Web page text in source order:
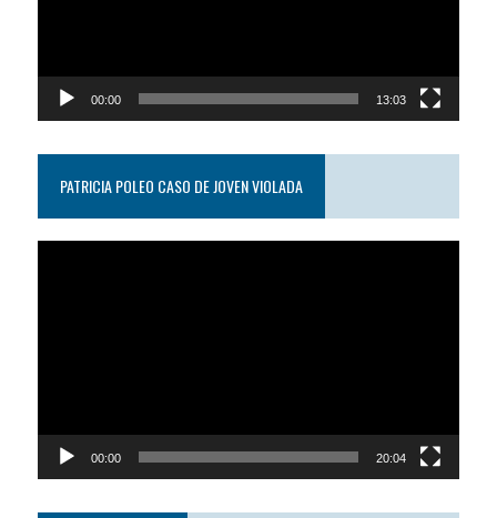
00:00 13:03
PATRICIA POLEO CASO DE JOVEN VIOLADA
00:00 20:04